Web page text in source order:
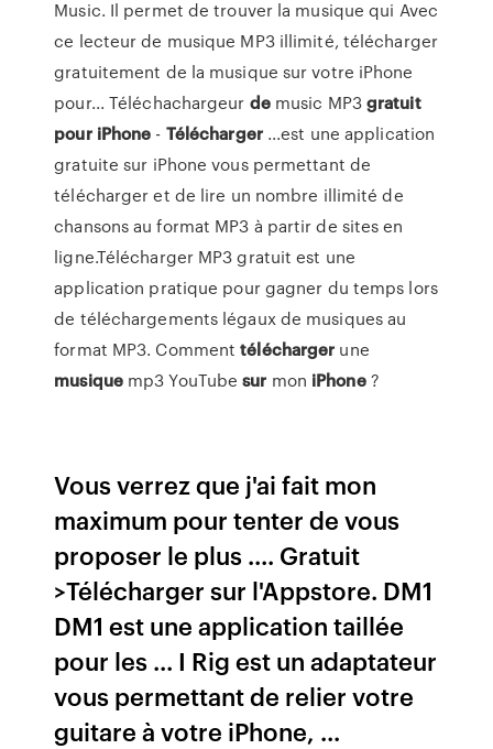
Music. Il permet de trouver la musique qui Avec
ce lecteur de musique MP3 illimité, télécharger
gratuitement de la musique sur votre iPhone
pour... Téléchachargeur demusic MP3gratuit
pour iPhone - Télécharger...est une application
gratuite sur iPhone vous permettant de
télécharger et de lire un nombre illimité de
chansons au format MP3 à partir de sites en
ligne.Télécharger MP3 gratuit est une
application pratique pour gagner du temps lors
de téléchargements légaux de musiques au
format MP3. Commenttélécharger une
musiquemp3 YouTubesur mon iPhone?
Vous verrez que j'ai fait mon
maximum pour tenter de vous
proposer le plus .... Gratuit
>Télécharger sur l'Appstore. DM1
DM1 est une application taillée
pour les ... I Rig est un adaptateur
vous permettant de relier votre
guitare à votre iPhone, ...